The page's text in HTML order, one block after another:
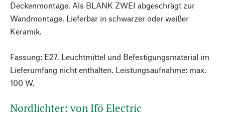
Deckenmontage. Als BLANK ZWEI abgeschrägt zur
Wandmontage. Lieferbar in schwarzer oder weißer
Keramik.
Fassung: E27. Leuchtmittel und Befestigungsmaterial im
Lieferumfang nicht enthalten. Leistungsaufnahme: max.
100 W.
Nordlichter: von Ifö Electric